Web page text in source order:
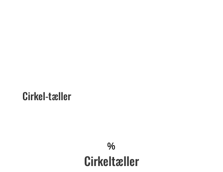
Cirkel-tæller
%
Cirkeltæller